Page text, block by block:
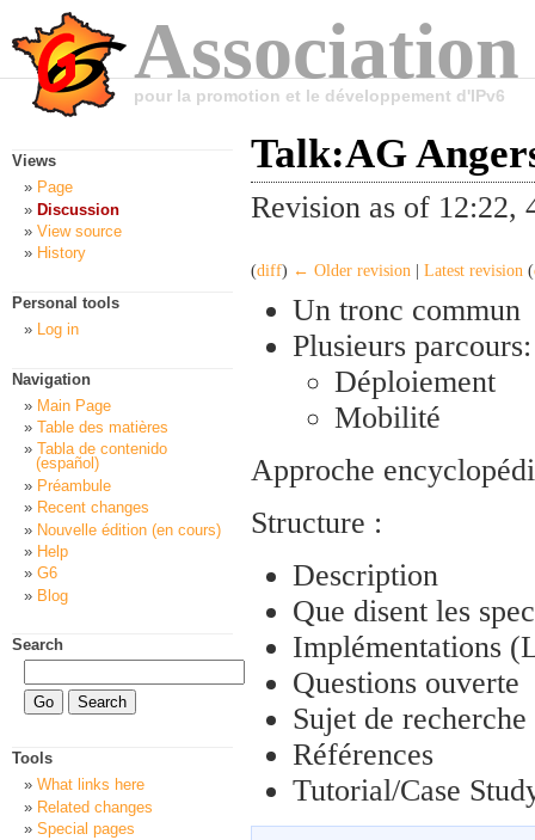
pour la promotion et le développement d'IPv6
Talk:AG
Revision as of 12:22,
(diff) ← Older revision Latest revision (
Un tronc commun
Plusieurs parcours:
Déploiement
Mobilité
Approche
Structure :
Description
Que disent les
Implémentations
Questions ouverte
Sujet de recherche
Références
Tutorial/Case
Views
Page
Discussion
View source
History
Personal tools
Log in
Navigation
Main Page
Table des matières
Tabla de contenido
(español)
Préambule
Recent changes
Nouvelle édition (en cours)
Help
G6
Blog
Search
Tools
What links here
Related changes
Special pages